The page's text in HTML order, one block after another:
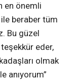
en önemli
beraber tüm
Bu güzel
eder,
olmak
anıyorum”